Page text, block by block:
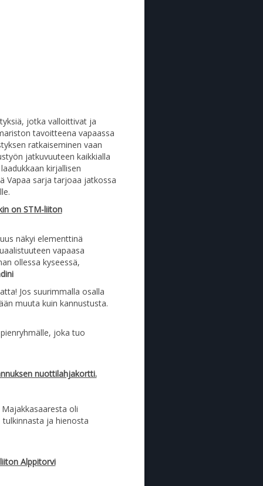
jotka valloittivat ja
tavoitteena vapaassa
ratkaiseminen vaan
jatkuvuuteen kaikkialla
kirjallisen
Vapaa sarja tarjoaa jatkossa
on STM-liiton
näkyi elementtinä
vapaasa
ollessa kyseessä,
Jos suurimmalla osalla
muuta kuin kannustusta.
joka tuo
nuottilahjakortti.
oli
ja hienosta
Alppitorvi